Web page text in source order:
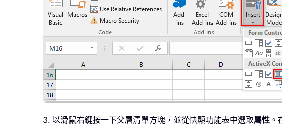
3. 以滑鼠右鍵按一下父層清單方塊，並從快顯功能表中選取屬性 。